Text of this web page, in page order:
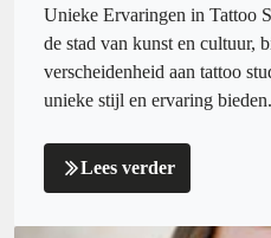
Unieke Ervaringen in Tattoo
de stad van kunst en cultuur,
verscheidenheid aan tattoo
unieke stijl en ervaring
Lees verder